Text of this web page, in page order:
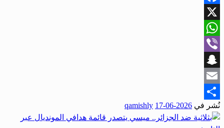
Facebook
X
WhatsApp
Viber
Snapchat
Email
Share
نُشر في 2026-06-17
qamishly